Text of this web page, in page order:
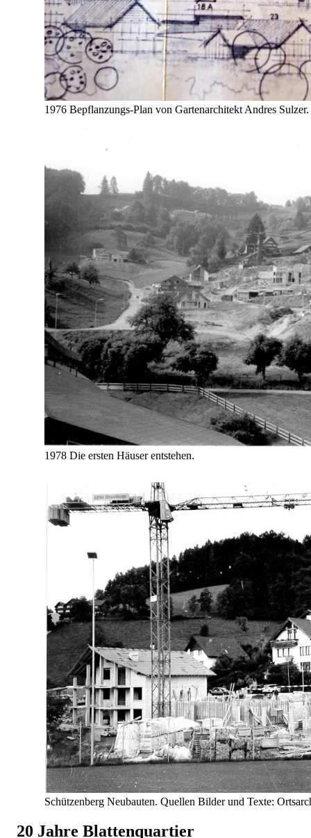
1976 Bepflanzungs-Plan von Gartenarchitekt Andres Sulzer.
1978 Die ersten Häuser entstehen.
Schützenberg Neubauten. Quellen Bilder und Texte:
20 Jahre Blattenquartier